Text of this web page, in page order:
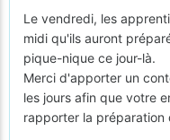
Le vendredi, les
midi qu'ils auront
pique-nique ce jour-là.
Merci d'apporter un
les jours afin que votre
rapporter la préparation